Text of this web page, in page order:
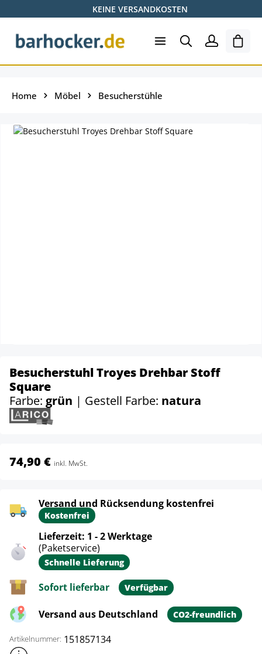
Zum Hauptinhalt springenKEINE VERSANDKOSTEN
Home Möbel Besucherstühle
Besucherstuhl Troyes Drehbar Stoff
Square
Farbe: grün | Gestell Farbe: natura
74,90 € inkl. MwSt.
Versand und Rücksendung kostenfrei
Kostenfrei
Lieferzeit: 1 - 2 Werktage
(Paketservice)
Schnelle Lieferung
Sofort lieferbar Verfügbar
Versand aus Deutschland CO2-freundlich
Artikelnummer: 151857134
Weitere Produktinformationen anzeigen